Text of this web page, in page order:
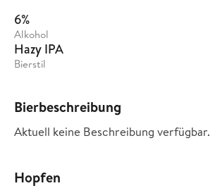
6%
Alkohol
Hazy IPA
Bierstil
Bierbeschreibung
Aktuell keine Beschreibung verfügbar.
Hopfen